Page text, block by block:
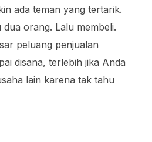
ada teman yang tertarik.
orang. Lalu membeli.
peluang penjualan
disana, terlebih jika Anda
lain karena tak tahu